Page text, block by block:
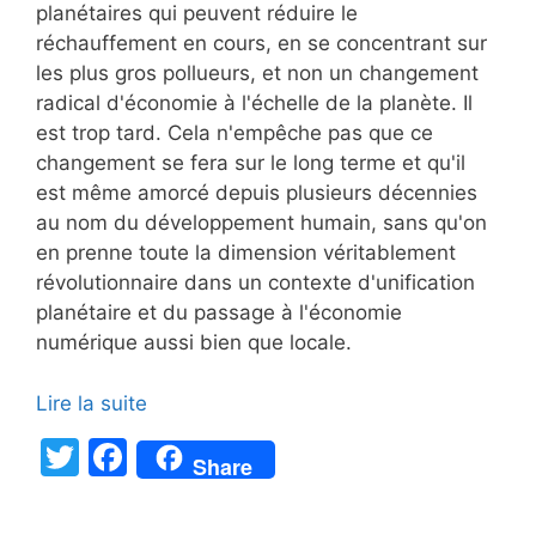
planétaires qui peuvent réduire le
réchauffement en cours, en se concentrant sur
les plus gros pollueurs, et non un changement
radical d'économie à l'échelle de la planète. Il
est trop tard. Cela n'empêche pas que ce
changement se fera sur le long terme et qu'il
est même amorcé depuis plusieurs décennies
au nom du développement humain, sans qu'on
en prenne toute la dimension véritablement
révolutionnaire dans un contexte d'unification
planétaire et du passage à l'économie
numérique aussi bien que locale.
Lire la suite
T
F
a
Share